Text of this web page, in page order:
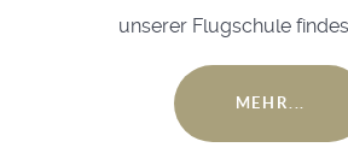
unserer Flugschule
MEHR...